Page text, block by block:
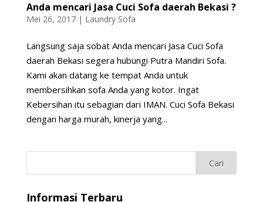
Anda mencari Jasa Cuci Sofa daerah Bekasi ?
Mei 26, 2017| Laundry Sofa
Langsung saja sobat Anda mencari Jasa Cuci Sofa
daerah Bekasi segera hubungi Putra Mandiri Sofa.
Kami akan datang ke tempat Anda untuk
membersihkan sofa Anda yang kotor. Ingat
Kebersihan itu sebagian dari IMAN. Cuci Sofa Bekasi
dengan harga murah, kinerja yang...
Informasi Terbaru